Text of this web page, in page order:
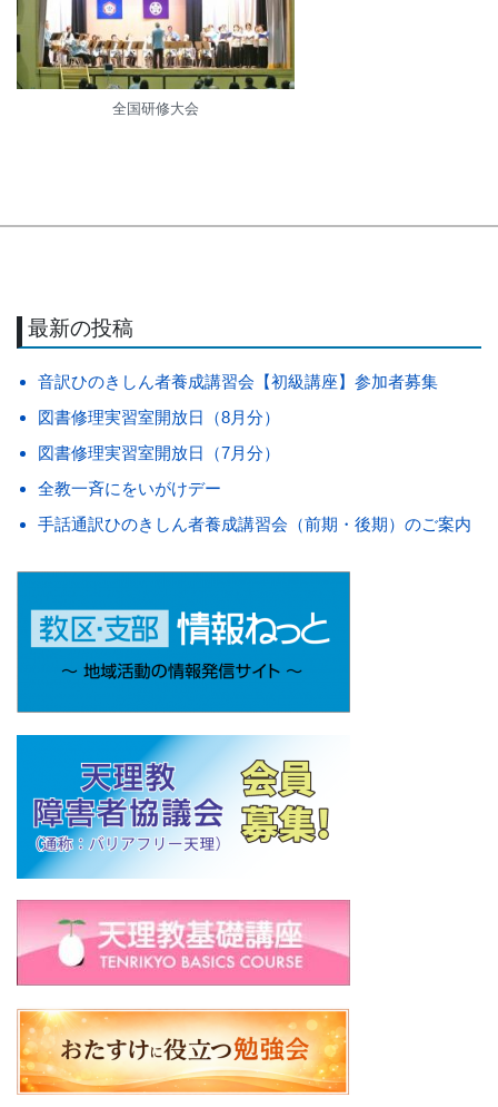
全国研修大会
最新の投稿
音訳ひのきしん者養成講習会【初級講座】参加者募集
図書修理実習室開放日（8月分）
図書修理実習室開放日（7月分）
全教一斉にをいがけデー
手話通訳ひのきしん者養成講習会（前期・後期）のご案内